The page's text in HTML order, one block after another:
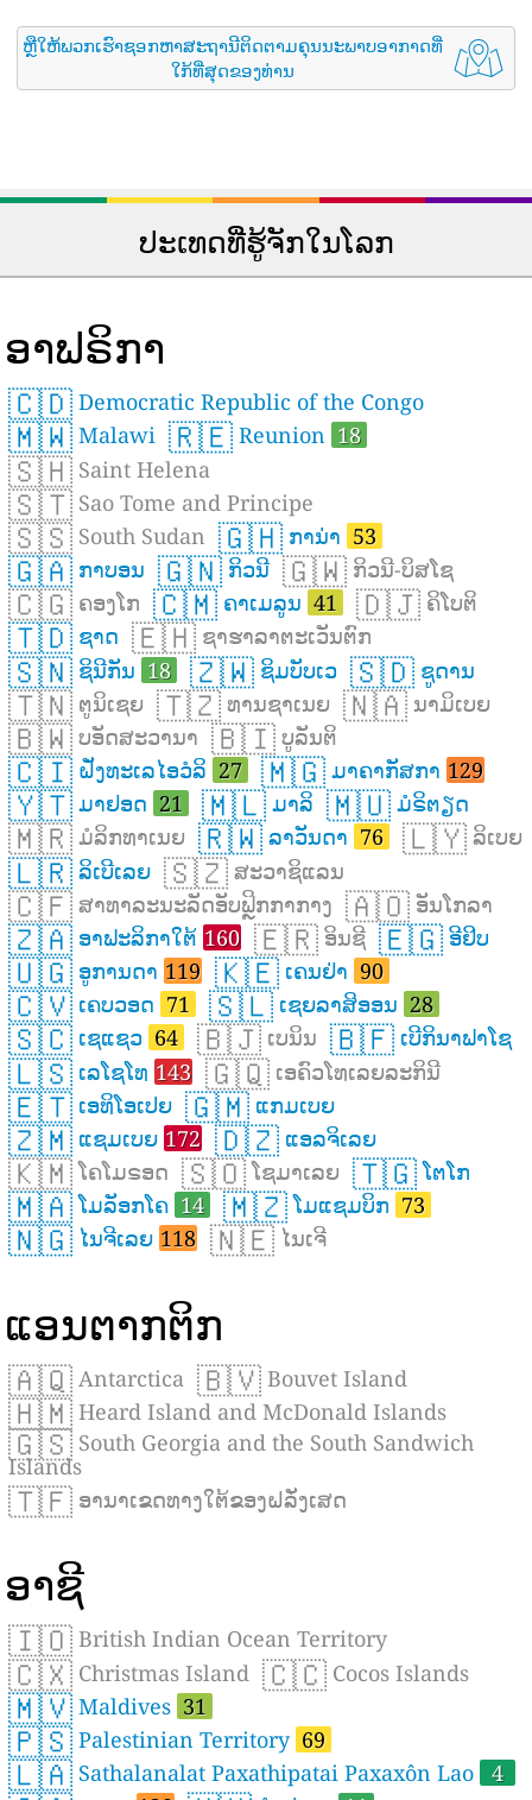
ຫຼືໃຫ້ພວກເຮົາຊອກຫາສະຖານີຕິດຕາມຄຸນນະພາບອາກາດທີ່
ໃກ້ທີ່ສຸດຂອງທ່ານ
ປະເທດທີ່ຮູ້ຈັກໃນໂລກ
ອາຟຣິກາ
🇨🇩 Democratic Republic of the Congo
🇲🇼 Malawi 🇷🇪 Reunion 18
🇸🇭 Saint Helena
🇸🇹 Sao Tome and Principe
🇸🇸 South Sudan 🇬🇭 ການ່າ 53
🇬🇦 ກາບອນ 🇬🇳 ກິວນີ 🇬🇼 ກິວນີ-ບິສໂຊ
🇨🇬 ຄອງໂກ 🇨🇲 ຄາເມລູນ 41 🇩🇯 ຄິໂບຕິ
🇹🇩 ຊາດ 🇪🇭 ຊາຮາລາຕະເວັນຕົກ
🇸🇳 ຊິນີກັນ 18 🇿🇼 ຊິມບັບເວ 🇸🇩 ຊູດານ
🇹🇳 ຕູນິເຊຍ 🇹🇿 ທານຊາເນຍ 🇳🇦 ນາມິເບຍ
🇧🇼 ບອັດສະວານາ 🇧🇮 ບູລັນຕິ
🇨🇮 ຝັ່ງທະເລໄອວໍລິ 27 🇲🇬 ມາຄາກັສກາ 129
🇾🇹 ມາຢອດ 21 🇲🇱 ມາລິ 🇲🇺 ມໍຣິຕຽດ
🇲🇷 ມໍລິກທາເນຍ 🇷🇼 ລາວັນດາ 76 🇱🇾 ລິເບຍ
🇱🇷 ລິເບີເລຍ 🇸🇿 ສະວາຊິແລນ
🇨🇫 ສາທາລະນະລັດອັບຟຼິກກາກາງ 🇦🇴 ອັນໂກລາ
🇿🇦 ອາຟະລິກາໃຕ້ 160 🇪🇷 ອິນຊີ 🇪🇬 ອີຢິບ
🇺🇬 ອູການດາ 119 🇰🇪 ເຄນຢ່າ 90
🇨🇻 ເຄບວອດ 71 🇸🇱 ເຊຍລາສິອອນ 28
🇸🇨 ເຊແຊວ 64 🇧🇯 ເບນິນ 🇧🇫 ເບີກິນາຟາໂຊ
🇱🇸 ເລໂຊໂທ 143 🇬🇶 ເອຄົວໂທເລຍລະກິນີ
🇪🇹 ເອທິໂອເປຍ 🇬🇲 ແກມເບຍ
🇿🇲 ແຊມເບຍ 172 🇩🇿 ແອລຈິເລຍ
🇰🇲ໂຄໂມຣອດ 🇸🇴ໂຊມາເລຍ 🇹🇬ໂຕໂກ
🇲🇦ໂມລັອກໂຄ 14 🇲🇿ໂມແຊມບິກ 73
🇳🇬 ໄນຈີເລຍ 118 🇳🇪 ໄນເຈີ
ແອນຕາກຕິກ
🇦🇶 Antarctica 🇧🇻 Bouvet Island
🇭🇲 Heard Island and McDonald Islands
🇬🇸 South Georgia and the South Sandwich
Islands
🇹🇫 ອານາເຂດທາງໃຕ້ຂອງຝລັ່ງເສດ
ອາຊີ
🇮🇴 British Indian Ocean Territory
🇨🇽 Christmas Island 🇨🇨 Cocos Islands
🇲🇻 Maldives 31
🇵🇸 Palestinian Territory 69
🇱🇦 Sathalanalat Paxathipatai Paxaxôn Lao 4